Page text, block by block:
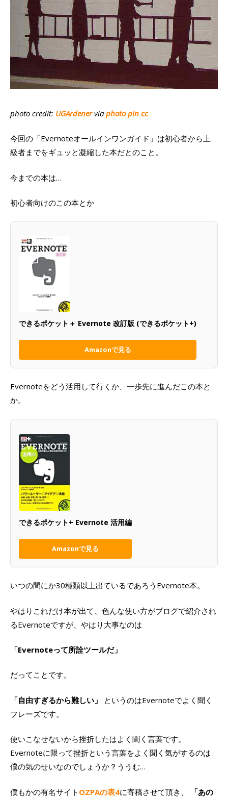
photo credit: UGArdenervia photo pin cc
今回の「Evernoteオールインワンガイド」は初心者から上
級者までをギュッと凝縮した本だとのこと。
今までの本は…
初心者向けのこの本とか
できるポケット＋ Evernote 改訂版 (できるポケット+)
Amazonで見る
Evernoteをどう活用して行くか、一歩先に進んだこの本と
か。
できるポケット+ Evernote 活用編
Amazonで見る
いつの間にか30種類以上出ているであろうEvernote本。
やはりこれだけ本が出て、色んな使い方がブログで紹介され
るEvernoteですが、やはり大事なのは
「Evernoteって所詮ツールだ」
だってことです。
「自由すぎるから難しい」
というのはEvernoteでよく聞く
フレーズです。
使いこなせないから挫折したはよく聞く言葉です。
Evernoteに限って挫折という言葉をよく聞く気がするのは
僕の気のせいなのでしょうか？ううむ…
僕もかの有名サイト OZPAの表4に寄稿させて頂き、 「あの